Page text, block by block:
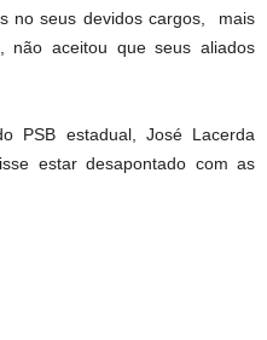
no seus devidos cargos, mais
não aceitou que seus aliados
PSB estadual, José Lacerda
estar desapontado com as